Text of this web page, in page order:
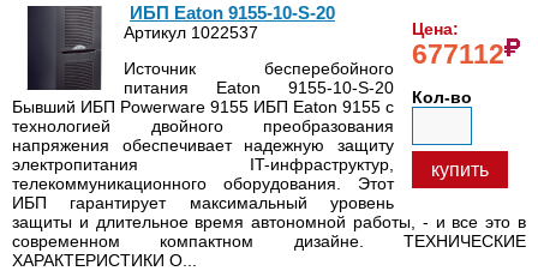
Цена:
677112
Кол-во
купить
ИБП Eaton 9155-10-S-20
Артикул 1022537
Источник бесперебойного
питания Eaton 9155-10-S-20
Бывший ИБП Powerware 9155 ИБП Eaton 9155 с
технологией двойного преобразования
напряжения обеспечивает надежную защиту
электропитания IT-инфраструктур,
телекоммуникационного оборудования. Этот
ИБП гарантирует максимальный уровень
защиты и длительное время автономной работы, - и все это в
современном компактном дизайне. ТЕХНИЧЕСКИЕ
ХАРАКТЕРИСТИКИ О...